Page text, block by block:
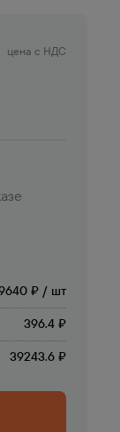
цена с НДС
₽ / шт
396.4 ₽
39243.6 ₽